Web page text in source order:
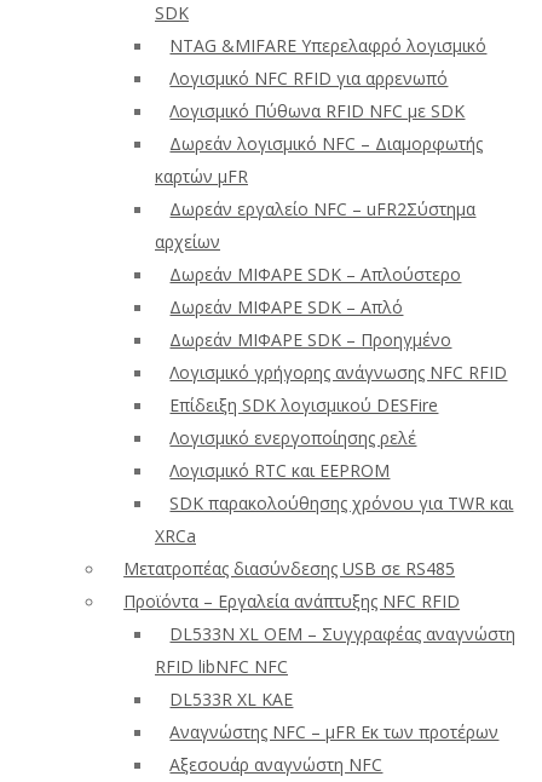
SDK
NTAG &MIFARE Υπερελαφρό λογισμικό
Λογισμικό NFC RFID για αρρενωπό
Λογισμικό Πύθωνα RFID NFC με SDK
Δωρεάν λογισμικό NFC – Διαμορφωτής
καρτών μFR
Δωρεάν εργαλείο NFC – uFR2Σύστημα
αρχείων
Δωρεάν ΜΙΦΑΡΕ SDK – Απλούστερο
Δωρεάν ΜΙΦΑΡΕ SDK – Απλό
Δωρεάν ΜΙΦΑΡΕ SDK – Προηγμένο
Λογισμικό γρήγορης ανάγνωσης NFC RFID
Επίδειξη SDK λογισμικού DESFire
Λογισμικό ενεργοποίησης ρελέ
Λογισμικό RTC και EEPROM
SDK παρακολούθησης χρόνου για TWR και
XRCa
Μετατροπέας διασύνδεσης USB σε RS485
Προϊόντα – Εργαλεία ανάπτυξης NFC RFID
DL533N XL OEM – Συγγραφέας αναγνώστη
RFID libNFC NFC
DL533R XL ΚΑΕ
Αναγνώστης NFC – μFR Εκ των προτέρων
Αξεσουάρ αναγνώστη NFC